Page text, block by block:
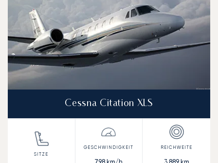
Cessna Citation XLS